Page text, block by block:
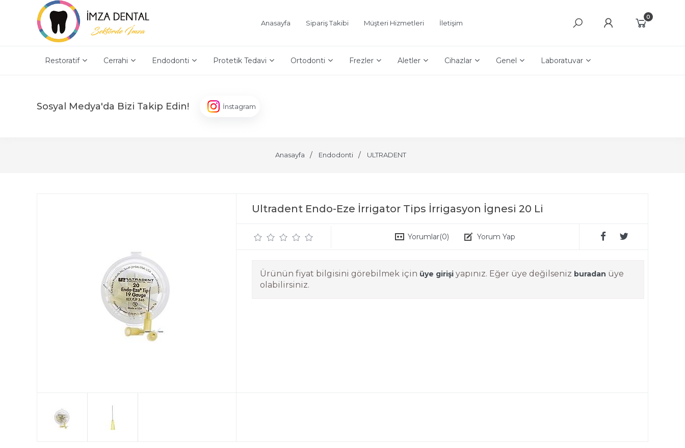
Anasayfa Sipariş Takibi Müşteri Hizmetleri İletişim
0
Restoratif Cerrahi Endodonti Protetik Tedavi Ortodonti Frezler Aletler Cihazlar Genel Laboratuvar
Sosyal Medya'da Bizi Takip Edin! İnstagram
Anasayfa Endodonti ULTRADENT
Ultradent Endo-Eze İrrigator Tips İrrigasyon İgnesi 20 Li
Yorumlar(0) Yorum Yap
Ürünün fiyat bilgisini görebilmek için üye girişi yapınız. Eğer üye değilseniz buradan üye
olabilirsiniz.